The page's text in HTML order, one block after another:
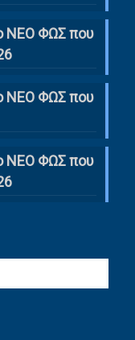
ΝΕΟ ΦΩΣ που
ΝΕΟ ΦΩΣ που
ΝΕΟ ΦΩΣ που